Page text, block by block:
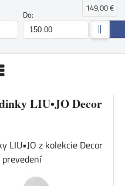
Do:
149,00 €
LIU•JO Decor
LIU•JO z kolekcie Decor